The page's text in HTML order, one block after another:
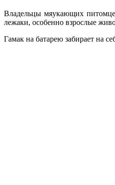
Владельцы мяукающих
лежаки, особенно взрослые
Гамак на батарею забирает на